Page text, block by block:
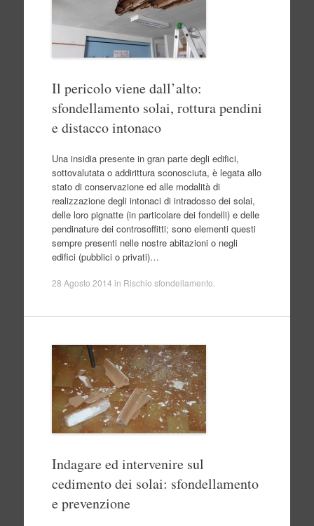
Il pericolo viene dall’alto:
sfondellamento solai, rottura pendini
e distacco intonaco
Una insidia presente in gran parte degli edifici,
sottovalutata o addirittura sconosciuta, è legata allo
stato di conservazione ed alle modalità di
realizzazione degli intonaci di intradosso dei solai,
delle loro pignatte (in particolare dei fondelli) e delle
pendinature dei controsoffitti; sono elementi questi
sempre presenti nelle nostre abitazioni o negli
edifici (pubblici o privati)…
28 Agosto 2014 in Rischio sfondellamento
Indagare ed intervenire sul
cedimento dei solai: sfondellamento
e prevenzione